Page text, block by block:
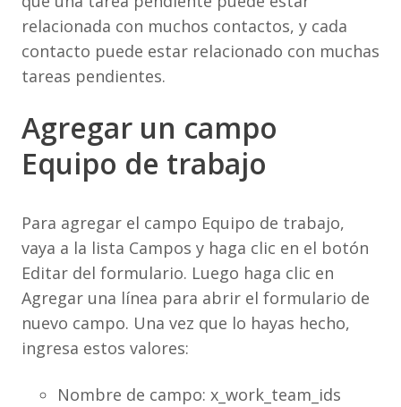
relacionada con muchos contactos, y cada
contacto puede estar relacionado con muchas
tareas pendientes.
Agregar un campo
Equipo de trabajo
Para agregar el campo Equipo de trabajo,
vaya a la lista Campos y haga clic en el botón
Editar del formulario. Luego haga clic en
Agregar una línea para abrir el formulario de
nuevo campo. Una vez que lo hayas hecho,
ingresa estos valores:
Nombre de campo: x_work_team_ids